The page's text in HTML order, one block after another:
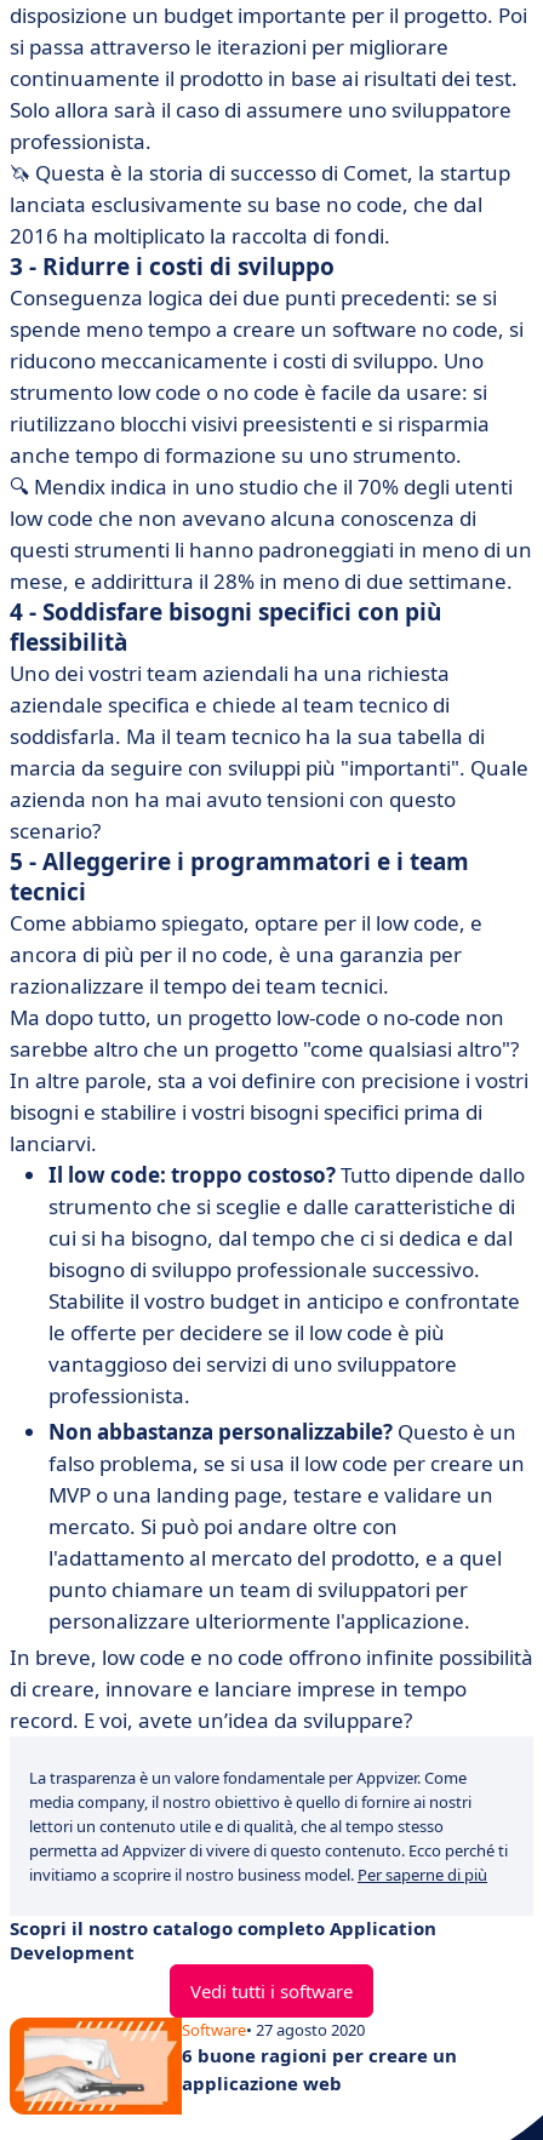
disposizione un budget importante per il progetto. Poi
si passa attraverso le iterazioni per migliorare
continuamente il prodotto in base ai risultati dei test.
Solo allora sarà il caso di assumere uno sviluppatore
professionista.
🦄 Questa è la storia di successo di Comet, la startup
lanciata esclusivamente su base no code, che dal
2016 ha moltiplicato la raccolta di fondi.
3 - Ridurre i costi di sviluppo
Conseguenza logica dei due punti precedenti: se si
spende meno tempo a creare un software no code, si
riducono meccanicamente i costi di sviluppo. Uno
strumento low code o no code è facile da usare: si
riutilizzano blocchi visivi preesistenti e si risparmia
anche tempo di formazione su uno strumento.
🔍 Mendix indica in uno studio che il 70% degli utenti
low code che non avevano alcuna conoscenza di
questi strumenti li hanno padroneggiati in meno di un
mese, e addirittura il 28% in meno di due settimane.
4 - Soddisfare bisogni specifici con più
flessibilità
Uno dei vostri team aziendali ha una richiesta
aziendale specifica e chiede al team tecnico di
soddisfarla. Ma il team tecnico ha la sua tabella di
marcia da seguire con sviluppi più "importanti". Quale
azienda non ha mai avuto tensioni con questo
scenario?
5 - Alleggerire i programmatori e i team
tecnici
Come abbiamo spiegato, optare per il low code, e
ancora di più per il no code, è una garanzia per
razionalizzare il tempo dei team tecnici.
Ma dopo tutto, un progetto low-code o no-code non
sarebbe altro che un progetto "come qualsiasi altro"?
In altre parole, sta a voi definire con precisione i vostri
bisogni e stabilire i vostri bisogni specifici prima di
lanciarvi.
Il low code: troppo costoso?Tutto dipende dallo
strumento che si sceglie e dalle caratteristiche di
cui si ha bisogno, dal tempo che ci si dedica e dal
bisogno di sviluppo professionale successivo.
Stabilite il vostro budget in anticipo e confrontate
le offerte per decidere se il low code è più
vantaggioso dei servizi di uno sviluppatore
professionista.
Non abbastanza personalizzabile? Questo è un
falso problema, se si usa il low code per creare un
MVP o una landing page, testare e validare un
mercato. Si può poi andare oltre con
l'adattamento al mercato del prodotto, e a quel
punto chiamare un team di sviluppatori per
personalizzare ulteriormente l'applicazione.
In breve, low code e no code offrono infinite possibilità
di creare, innovare e lanciare imprese in tempo
record. E voi, avete un’idea da sviluppare?
La trasparenza è un valore fondamentale per Appvizer. Come
media company, il nostro obiettivo è quello di fornire ai nostri
lettori un contenuto utile e di qualità, che al tempo stesso
permetta ad Appvizer di vivere di questo contenuto. Ecco perché ti
invitiamo a scoprire il nostro business model. Per saperne di più
Scopri il nostro catalogo completo Application
Development
Vedi tutti i software
Software• 27 agosto 2020
6 buone ragioni per creare un
applicazione web